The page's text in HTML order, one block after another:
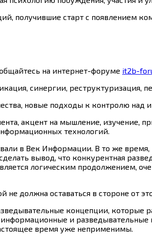
получившие старт с появлением
на интернет-форуме it2b-
синергии, реструктуризация,
новые подходы к контролю над
акцент на мышление, изучение,
технологий.
в Век Информации. В то же
вывод, что конкурентная
логическим
должна оставаться в стороне от
концепции, которые
и
время уже неприменимы.